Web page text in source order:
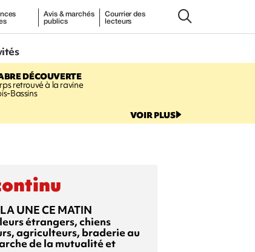
Avis & marchés
publics
Courrier des
lecteurs
DÉCOUVERTE
retrouvé à la ravine
Bassins
VOIR PLUS
UNE CE MATIN
étrangers, chiens
agriculteurs, braderie au
de la mutualité et